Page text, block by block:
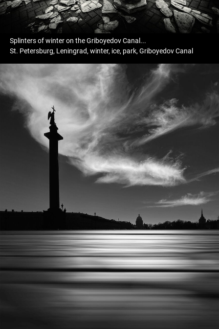
Splinters of winter on the Griboyedov Canal...
St. Petersburg, Leningrad, winter, ice, park, Griboyedov Canal